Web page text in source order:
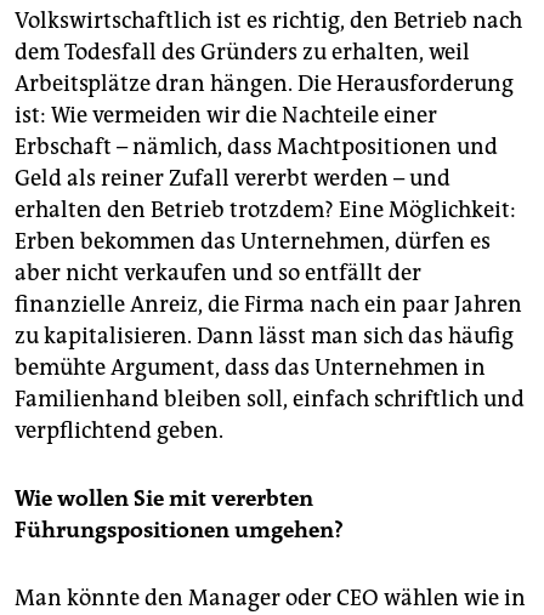
Volkswirtschaftlich ist es richtig, den Betrieb nach
dem Todesfall des Gründers zu erhalten, weil
Arbeitsplätze dran hängen. Die Herausforderung
ist: Wie vermeiden wir die Nachteile einer
Erbschaft – nämlich, dass Machtpositionen und
Geld als reiner Zufall vererbt werden – und
erhalten den Betrieb trotzdem? Eine Möglichkeit:
Erben bekommen das Unternehmen, dürfen es
aber nicht verkaufen und so entfällt der
finanzielle Anreiz, die Firma nach ein paar Jahren
zu kapitalisieren. Dann lässt man sich das häufig
bemühte Argument, dass das Unternehmen in
Familienhand bleiben soll, einfach schriftlich und
verpflichtend geben.
Wie wollen Sie mit vererbten
Führungspositionen umgehen?
Man könnte den Manager oder CEO wählen wie in